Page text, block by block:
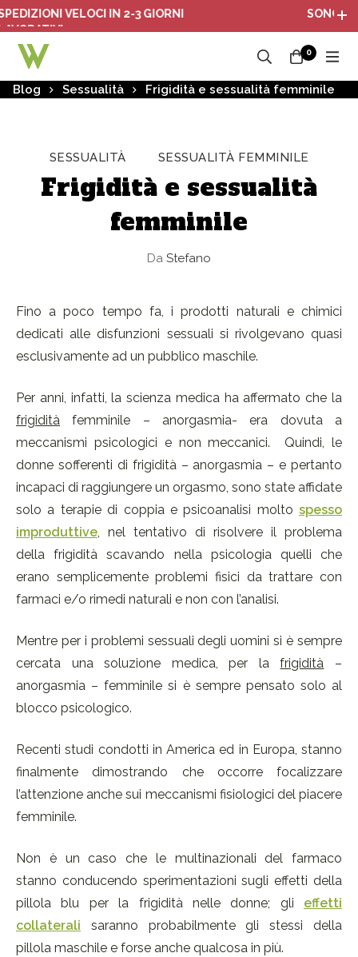
VELOCI IN 2-3 GIORNI
SONO ATTIVI I
0
Blog Sessualità Frigidità e sessualità femminile
SESSUALITÀ SESSUALITÀ FEMMINILE
Frigidità e sessualità
femminile
Da Stefano
Fino a poco tempo fa, i prodotti naturali e chimici
dedicati alle disfunzioni sessuali si rivolgevano quasi
esclusivamente ad un pubblico maschile.
Per anni, infatti, la scienza medica ha affermato che la
frigidità femminile – anorgasmia- era dovuta a
meccanismi psicologici e non meccanici. Quindi, le
donne sofferenti di frigidità – anorgasmia – e pertanto
incapaci di raggiungere un orgasmo, sono state affidate
solo a terapie di coppia e psicoanalisi molto spesso
improduttive, nel tentativo di risolvere il problema
della frigidità scavando nella psicologia quelli che
erano semplicemente problemi fisici da trattare con
farmaci e/o rimedi naturali e non con l’analisi.
Mentre per i problemi sessuali degli uomini si è sempre
cercata una soluzione medica, per lafrigidità –
anorgasmia – femminile si è sempre pensato solo al
blocco psicologico.
Recenti studi condotti in America ed in Europa, stanno
finalmente dimostrando che occorre focalizzare
l’attenzione anche sui meccanismi fisiologici del piacere
femminile.
Non è un caso che le multinazionali del farmaco
stanno conducendo sperimentazioni sugli effetti della
pillola blu per la frigidità nelle donne; gli effetti
collaterali saranno probabilmente gli stessi della
pillola maschile e forse anche qualcosa in più.